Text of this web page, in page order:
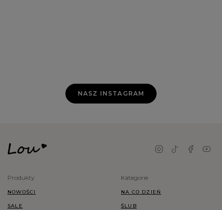
NASZ INSTAGRAM
Produkty
NOWOŚCI
SALE
Kategorie
NA CO DZIEŃ
ŚLUB